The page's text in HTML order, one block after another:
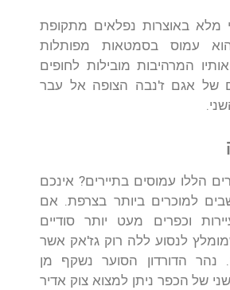
מלא באוצרות נפלאים מתקופת
עמוס בסמטאות מפותלות
המרהיבות מובילות לחופים
של אגם ז'נבה הצופה אל עבר
הללו עמוסים בתיירים? אינכם
למוכרים ביותר בצרפת. אם
וכפרים מעט יותר סודיים
לנסוע ללה רוק גז'אק אשר
נהר הדורדון הסוער נשקף מן
של הכפר ניתן למצוא צוק אדיר